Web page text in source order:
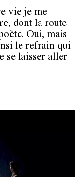
vie je me
dont la route
Oui, mais
le refrain qui
se laisser aller